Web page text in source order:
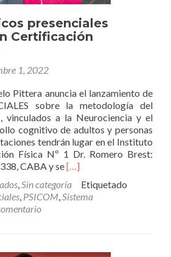
presenciales
Certificación
1, 2022
Pittera anuncia el lanzamiento de
sobre la metodología del
vinculados a la Neurociencia y el
cognitivo de adultos y personas
tendrán lugar en el Instituto
Física Nº 1 Dr. Romero Brest:
CABA y seLeer
sobreCursos
prácticos
Certificación
[…]
Sin categoría
Etiquetado
PSICOM Sistema